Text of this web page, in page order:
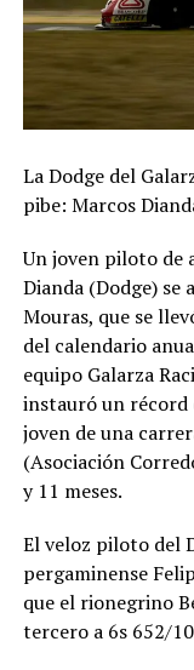
La Dodge del
pibe: Marcos
Un joven piloto de
Dianda (Dodge) se
Mouras, que se
del calendario
equipo Galarza
instauró un récord
joven de una
(Asociación
y 11 meses.
El veloz piloto del
pergaminense
que el rionegrino
tercero a 6s 652/